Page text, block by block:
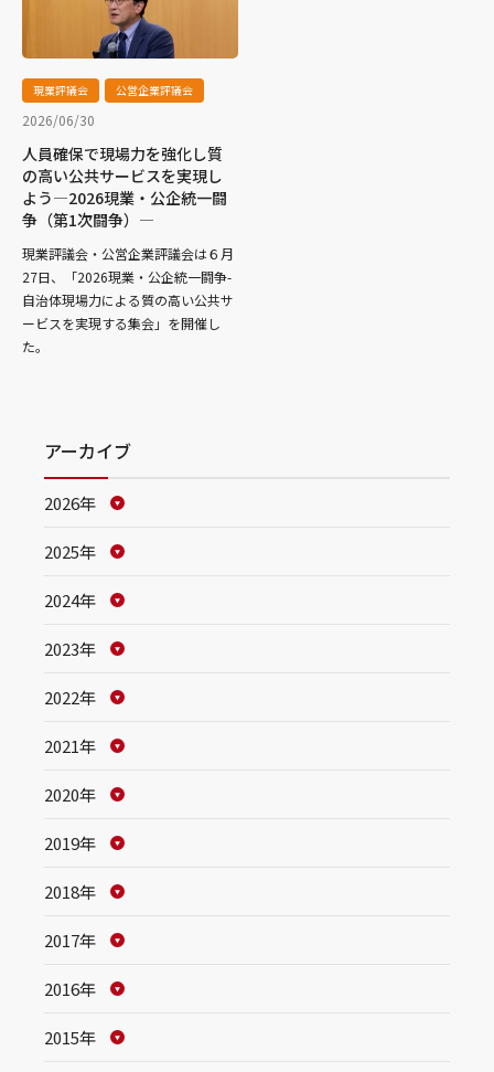
現業評議会 公営企業評議会
2026/06/30
人員確保で現場力を強化し質
の高い公共サービスを実現し
よう―2026現業・公企統一闘
争（第1次闘争）―
現業評議会・公営企業評議会は６月
27日、「2026現業・公企統一闘争-
自治体現場力による質の高い公共サ
ービスを実現する集会」を開催し
た。
アーカイブ
2026年
2025年
2024年
2023年
2022年
2021年
2020年
2019年
2018年
2017年
2016年
2015年